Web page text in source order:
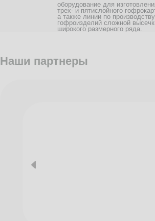
оборудование для
трех- и пятислойного
а также линии по производству
гофроизделий сложной
широкого размерного ряда.
Наши партнеры